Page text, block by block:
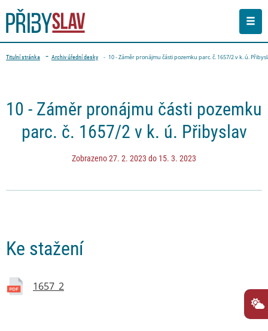
Drobečková navigace
Titulní stránka Archiv úřední desky 10 - Záměr pronájmu části pozemku parc. č. 1657/2 v k. ú.
10 - Záměr pronájmu části pozemku
parc. č. 1657/2 v k. ú. Přibyslav
Zobrazeno 27. 2. 2023 do 15. 3. 2023
Ke stažení
1657_2